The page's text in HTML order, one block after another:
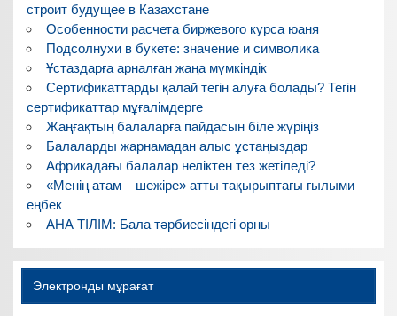
строит будущее в Казахстане
Особенности расчета биржевого курса юаня
Подсолнухи в букете: значение и символика
Ұстаздарға арналған жаңа мүмкіндік
Сертификаттарды қалай тегін алуға болады? Тегін
сертификаттар мұғалімдерге
Жаңғақтың балаларға пайдасын біле жүріңіз
Балаларды жарнамадан алыс ұстаңыздар
Африкадағы балалар неліктен тез жетіледі?
«Менің атам – шежіре» атты тақырыптағы ғылыми
еңбек
АНА ТІЛІМ: Бала тәрбиесіндегі орны
Электронды мұрағат